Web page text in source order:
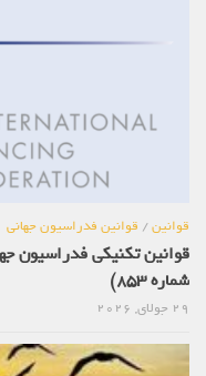
قوانین/ قوانین فدراسیون جهانی
شماره 853)
29 جولای, 2026